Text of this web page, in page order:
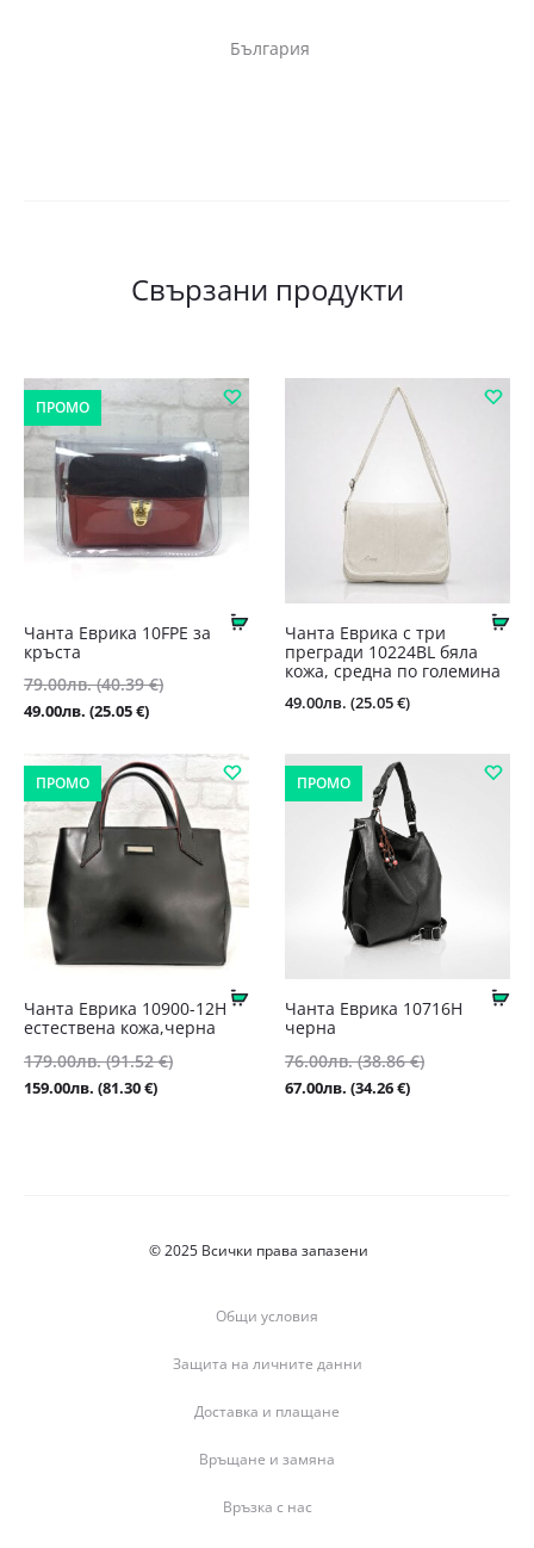
България
Свързани продукти
ПРОМО
Купи
Чанта Еврика 10FPE за
кръста
79.00лв. (40.39 €)Original
79.00лв.
(40.39
€).
49.00лв. (25.05 €)Текущата
е:
49.00лв.
(25.05
€).
Чанта Еврика с три
прегради 10224BL бяла
кожа, средна по големина
49.00лв. (25.05 €)
ПРОМО
Купи
Чанта Еврика 10900-12Н
естествена кожа,черна
179.00лв. (91.52 €)Original
159.00лв. (81.30 €)Текущата
ПРОМО
Чанта Еврика 10716Н
черна
76.00лв. (38.86 €)Original
67.00лв. (34.26 €)Текущата
© 2025 Всички права запазени
Общи условия
Защита на личните данни
Доставка и плащане
Връщане и замяна
Връзка с нас